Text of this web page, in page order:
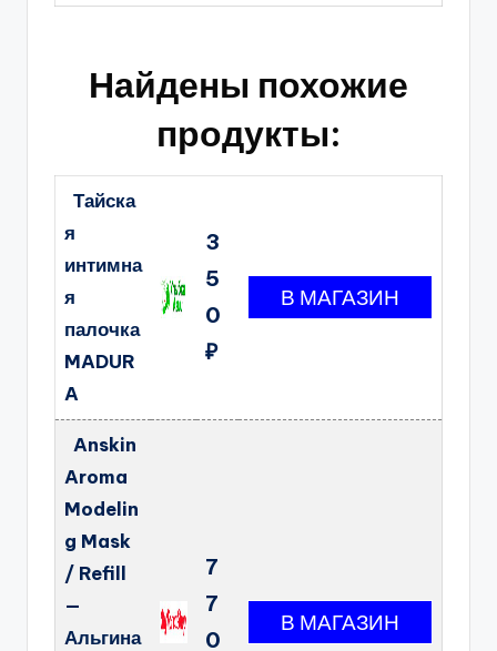
Найдены похожие
продукты:
Тайска
я
интимна
я
палочка
MADUR
A
3
5
0
₽
Anskin
Aroma
Modelin
g Mask
/ Refill
—
Альгина
7
7
0